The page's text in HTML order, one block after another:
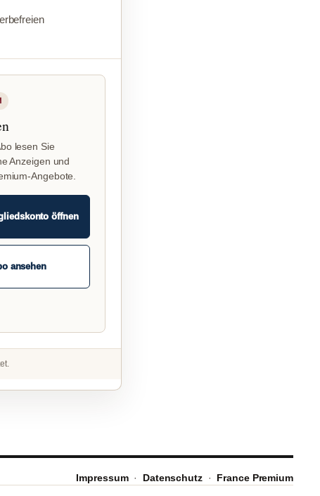
lesen Sie
Anzeigen und
Angebote.
öffnen
ansehen
Impressum· Datenschutz· France Premium